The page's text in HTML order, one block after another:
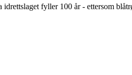
fyller 100 år - ettersom